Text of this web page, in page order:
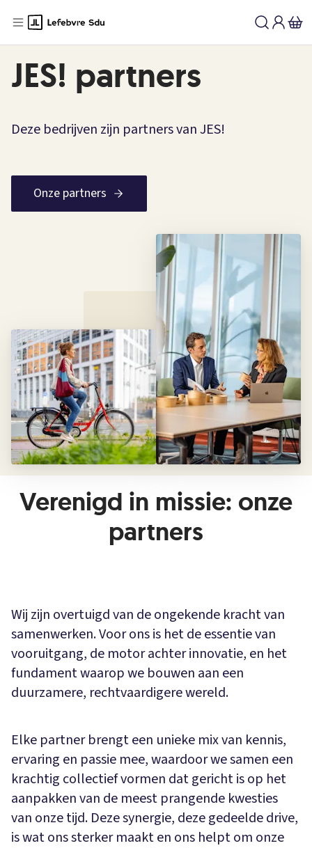
JES! partners
Deze bedrijven zijn partners van JES!
Onze partners
Verenigd in missie: onze
partners
Wij zijn overtuigd van de ongekende kracht van
samenwerken. Voor ons is het de essentie van
vooruitgang, de motor achter innovatie, en het
fundament waarop we bouwen aan een
duurzamere, rechtvaardigere wereld.
Elke partner brengt een unieke mix van kennis,
ervaring en passie mee, waardoor we samen een
krachtig collectief vormen dat gericht is op het
aanpakken van de meest prangende kwesties
van onze tijd. Deze synergie, deze gedeelde drive,
is wat ons sterker maakt en ons helpt om onze